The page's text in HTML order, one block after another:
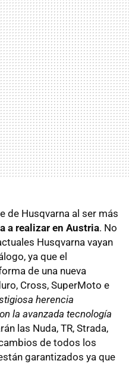
de Husqvarna al ser más
a realizar en Austria. No
Husqvarna vayan
ya que el
de una nueva
Cross, SuperMoto e
herencia
la avanzada tecnología
las Nuda, TR, Strada,
de todos los
garantizados ya que